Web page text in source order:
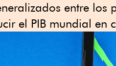
entre los
el PIB mundial en